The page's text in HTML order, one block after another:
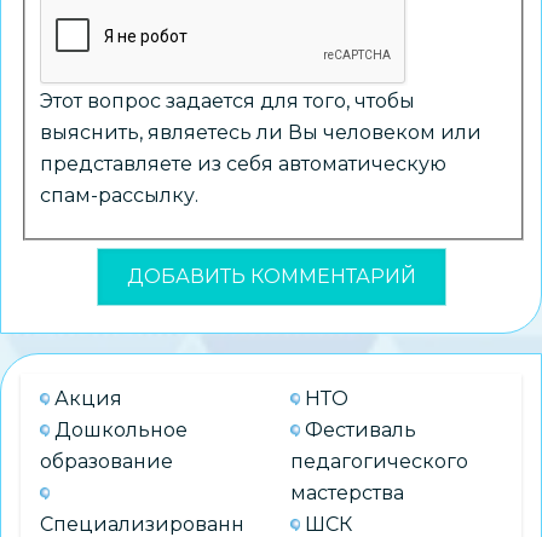
Этот вопрос задается для того, чтобы
выяснить, являетесь ли Вы человеком или
представляете из себя автоматическую
спам-рассылку.
Акция
Дошкольное
образование
Специализированн
НТО
Фестиваль
педагогического
мастерства
ШСК